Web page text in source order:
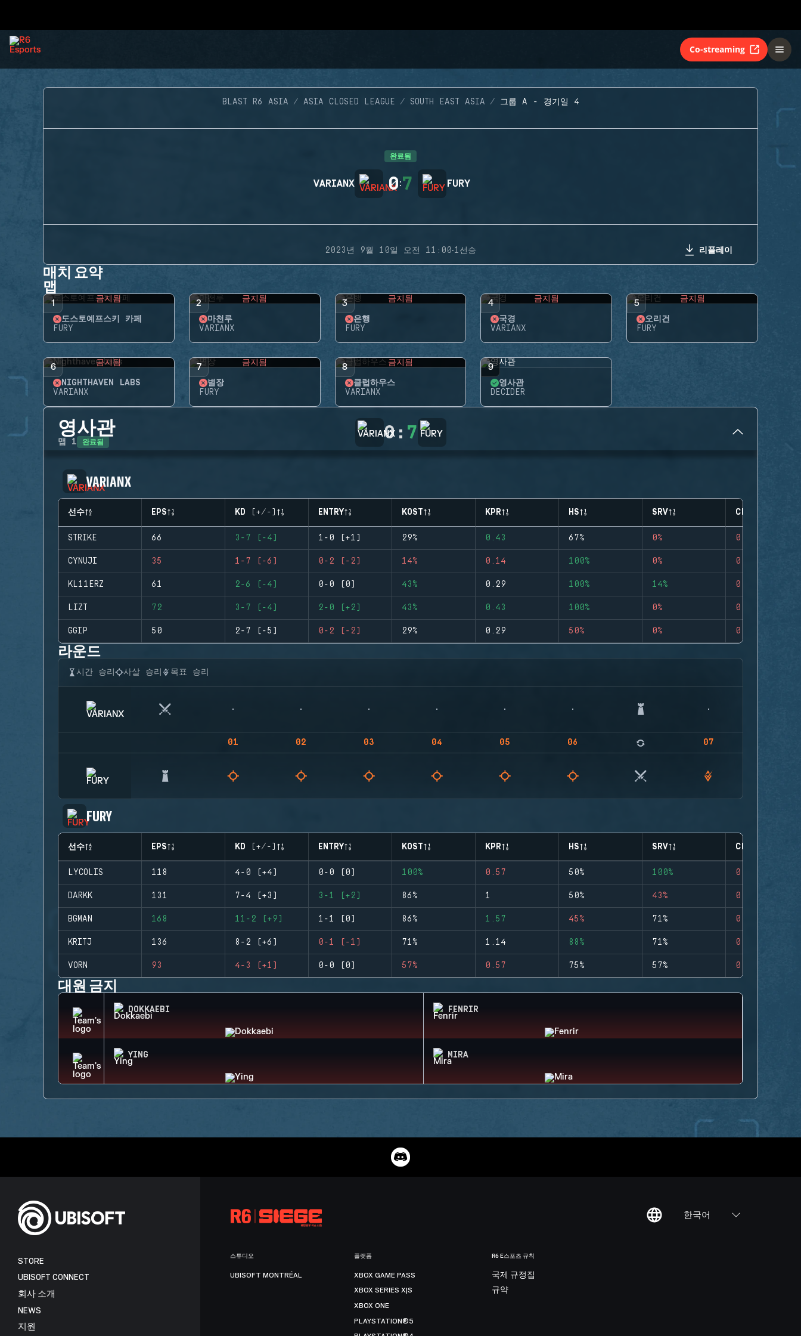
Co-streaming
BLAST R6 ASIA ASIA CLOSED LEAGUE SOUTH EAST ASIA 그룹 A - 경기일 4
완료됨
VARIANX 0:7 FURY
2023년 9월 10일 오전 11:00·1선승 리플레이
매치 요약
맵
1 금지됨
도스토예프스키 카페
FURY
2 금지됨
마천루
VARIANX
3 금지됨
은행
FURY
4 금지됨
국경
VARIANX
5 금지됨
오리건
FURY
6 금지됨
NIGHTHAVEN LABS
VARIANX
7 금지됨
별장
FURY
8 금지됨
클럽하우스
VARIANX
9
영사관
DECIDER
영사관
맵 1 완료됨 0: 7
VARIANX
선수 EPS KD (+/-) ENTRY KOST KPR HS SRV CLUTCHES
STRIKE 66 3-7 (-4) 1-0 (+1) 29% 0.43 67% 0% 0
CYNUJI 35 1-7 (-6) 0-2 (-2) 14% 0.14 100% 0% 0
KL11ERZ 61 2-6 (-4) 0-0 (0) 43% 0.29 100% 14% 0
LIZT 72 3-7 (-4) 2-0 (+2) 43% 0.43 100% 0% 0
GGIP 50 2-7 (-5) 0-2 (-2) 29% 0.29 50% 0% 0
라운드
시간 승리 사살 승리 목표 승리
01 02 03 04 05 06 07
FURY
선수 EPS KD (+/-) ENTRY KOST KPR HS SRV CLUTCHES
LYCOLIS 118 4-0 (+4) 0-0 (0) 100% 0.57 50% 100% 0
DARKK 131 7-4 (+3) 3-1 (+2) 86% 1 50% 43% 0
BGMAN 168 11-2 (+9) 1-1 (0) 86% 1.57 45% 71% 0
KRITJ 136 8-2 (+6) 0-1 (-1) 71% 1.14 88% 71% 0
VORN 93 4-3 (+1) 0-0 (0) 57% 0.57 75% 57% 0
대원 금지
DOKKAEBI FENRIR
YING MIRA
한국어
STORE
UBISOFT CONNECT
회사 소개
NEWS
지원
스튜디오
UBISOFT MONTRÉAL
플랫폼
XBOX GAME PASS
XBOX SERIES X|S
XBOX ONE
PLAYSTATION®5
R6 E스포츠 규칙
국제 규정집
규약